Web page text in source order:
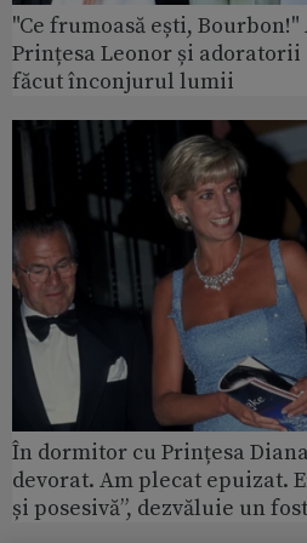
"Ce frumoasă ești,
Prințesa Leonor și
făcut înconjurul lumii
În dormitor cu Prințesa
devorat. Am plecat epuizat.
și posesivă”, dezvăluie un